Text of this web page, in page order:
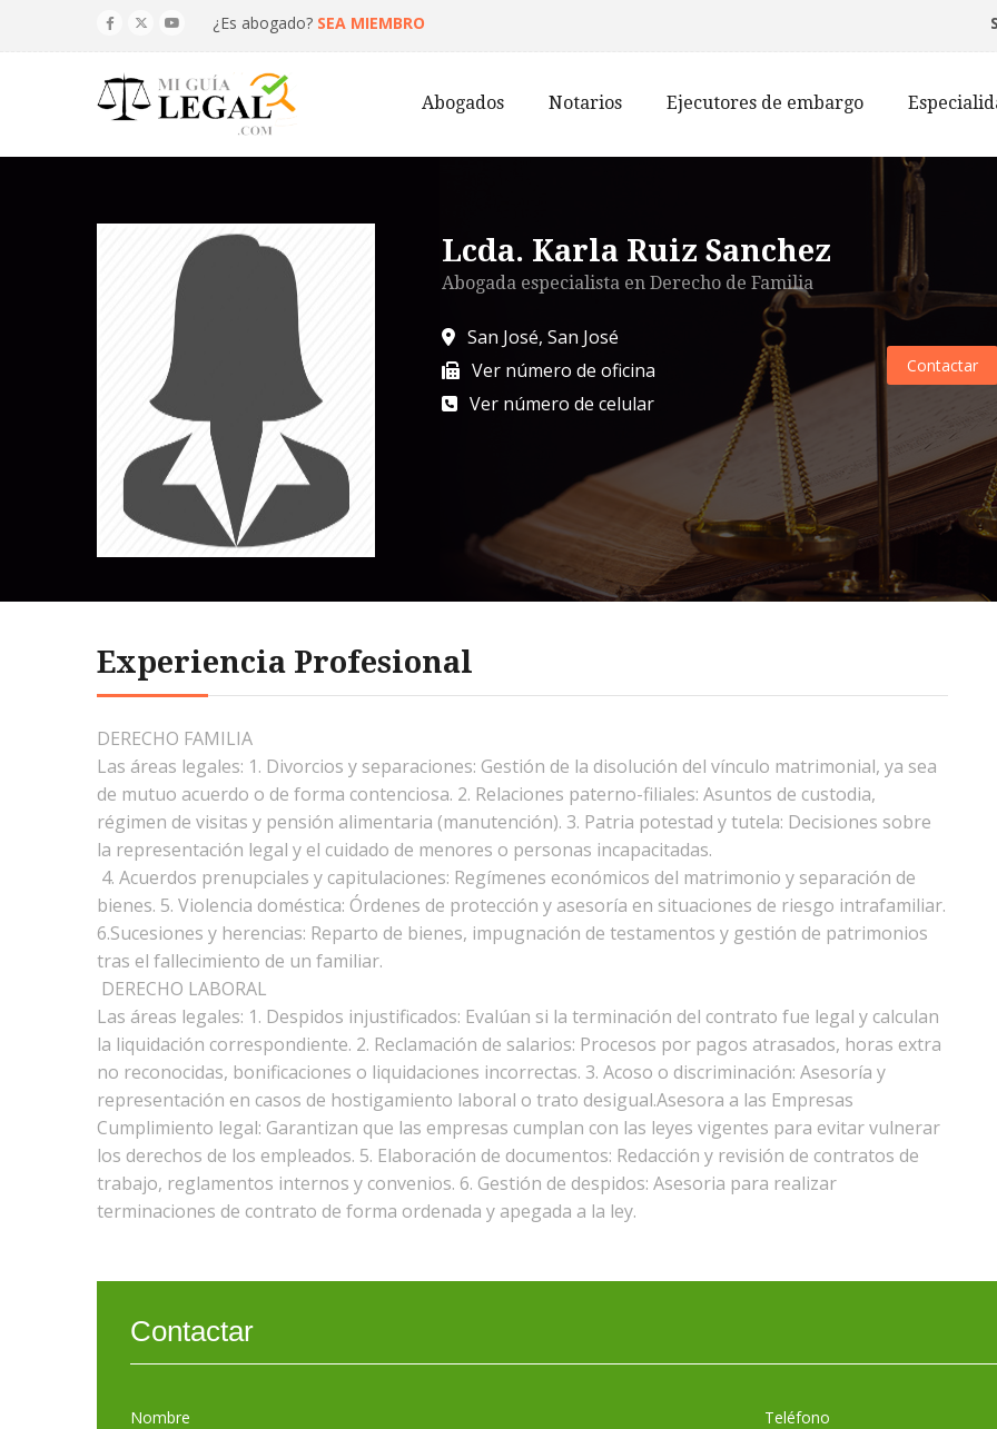
¿Es abogado? SEA MIEMBRO
Abogados Notarios Ejecutores de embargo
Lcda. Karla Ruiz Sanchez
Abogada especialista en Derecho de Familia
San José, San José
Ver número de oficina
Ver número de celular
Contactar
Experiencia Profesional
DERECHO FAMILIA
Las áreas legales: 1. Divorcios y separaciones: Gestión de la disolución del vínculo matrimonial, ya sea
de mutuo acuerdo o de forma contenciosa. 2. Relaciones paterno-filiales: Asuntos de custodia,
régimen de visitas y pensión alimentaria (manutención). 3. Patria potestad y tutela: Decisiones sobre
la representación legal y el cuidado de menores o personas incapacitadas.
4. Acuerdos prenupciales y capitulaciones: Regímenes económicos del matrimonio y separación de
bienes. 5. Violencia doméstica: Órdenes de protección y asesoría en situaciones de riesgo intrafamiliar.
6.Sucesiones y herencias: Reparto de bienes, impugnación de testamentos y gestión de patrimonios
tras el fallecimiento de un familiar.
DERECHO LABORAL
Las áreas legales: 1. Despidos injustificados: Evalúan si la terminación del contrato fue legal y calculan
la liquidación correspondiente. 2. Reclamación de salarios: Procesos por pagos atrasados, horas extra
no reconocidas, bonificaciones o liquidaciones incorrectas. 3. Acoso o discriminación: Asesoría y
representación en casos de hostigamiento laboral o trato desigual.Asesora a las Empresas
Cumplimiento legal: Garantizan que las empresas cumplan con las leyes vigentes para evitar vulnerar
los derechos de los empleados. 5. Elaboración de documentos: Redacción y revisión de contratos de
trabajo, reglamentos internos y convenios. 6. Gestión de despidos: Asesoria para realizar
terminaciones de contrato de forma ordenada y apegada a la ley.
Contactar
Nombre
Teléfono